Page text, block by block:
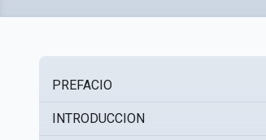
PREFACIO
INTRODUCCION